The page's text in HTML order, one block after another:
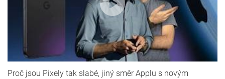
Proč jsou Pixely tak slabé, jiný směr Applu s novým